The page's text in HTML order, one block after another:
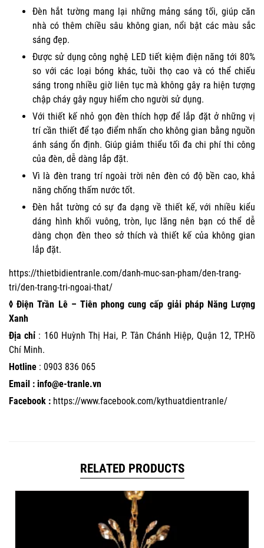
Đèn hắt tường mang lại những mảng sáng tối, giúp căn
nhà có thêm chiều sâu không gian, nổi bật các màu sắc
sáng đẹp.
Được sử dụng công nghệ LED tiết kiệm điện năng tới 80%
so với các loại bóng khác, tuồi thọ cao và có thể chiếu
sáng trong nhiều giờ liên tục mà không gây ra hiện tượng
chập cháy gây nguy hiểm cho người sử dụng.
Với thiết kế nhỏ gọn đèn thích hợp để lắp đặt ở những vị
trí cần thiết để tạo điểm nhấn cho không gian bằng nguồn
ánh sáng ổn định. Giúp giảm thiểu tối đa chi phí thi công
của đèn, dễ dàng lắp đặt.
Vì là đèn trang trí ngoài trời nên đèn có độ bền cao, khả
năng chống thấm nước tốt.
Đèn hắt tường có sự đa dạng về thiết kế, với nhiều kiểu
dáng hình khối vuông, tròn, lục lăng nên bạn có thể dễ
dàng chọn đèn theo sở thích và thiết kế của không gian
lắp đặt.
https://thietbidientranle.com/danh-muc-san-pham/den-trang-
tri/den-trang-tri-ngoai-that/
◊ Điện Trần Lê – Tiên phong cung cấp giải pháp Năng Lượng
Xanh
Địa chỉ : 160 Huỳnh Thị Hai, P. Tân Chánh Hiệp, Quận 12, TP.Hồ
Chí Minh.
Hotline : 0903 836 065
Email : info@e-tranle.vn
Facebook : https://www.facebook.com/kythuatdientranle/
RELATED PRODUCTS